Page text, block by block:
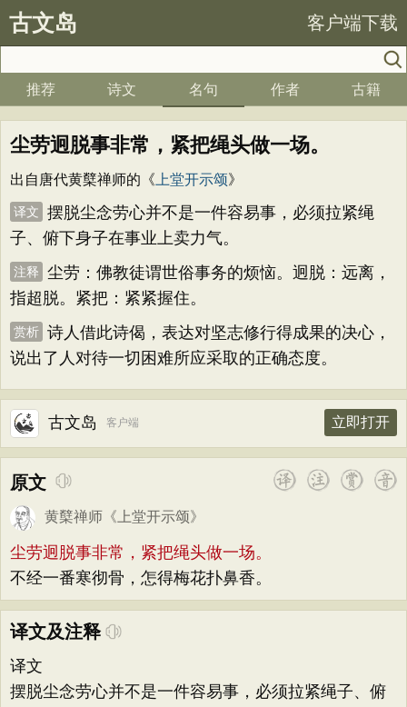
古文岛 客户端下载
推荐 诗文 名句 作者 古籍
尘劳迥脱事非常，紧把绳头做一场。
出自唐代黄櫱禅师的《 上堂开示颂》
译文
摆脱尘念劳心并不是一件容易事，必须拉紧绳
子、俯下身子在事业上卖力气。
注释
尘劳：佛教徒谓世俗事务的烦恼。迥脱：远离，
指超脱。紧把：紧紧握住。
赏析 诗人借此诗偈，表达对坚志修行得成果的决心，
说出了人对待一切困难所应采取的正确态度。
古文岛 客户端 立即打开
原文
黄櫱禅师 《 上堂开示颂》
尘劳迥脱事非常，紧把绳头做一场。
不经一番寒彻骨，怎得梅花扑鼻香。
译文及注释
译文
摆脱尘念劳心并不是一件容易事，必须拉紧绳子、俯